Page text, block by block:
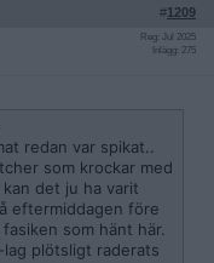
#1209
Reg: Jul 2025
Inlägg: 275
redan var spikat..
som krockar med
det ju ha varit
eftermiddagen före
som hänt här.
plötsligt raderats